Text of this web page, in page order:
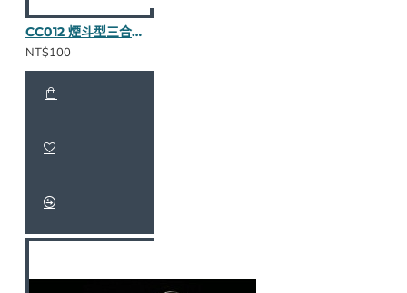
CC012 煙斗型三合一壓棒（不繡鋼）
NT$100